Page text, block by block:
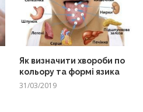
Як визначити хвороби по
кольору та формі язика
31/03/2019